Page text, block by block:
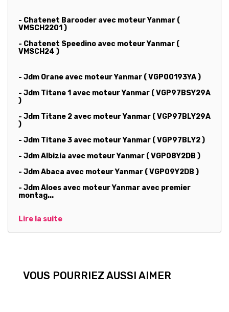
- Chatenet Barooder avec moteur Yanmar (
VMSCH2201 )
- Chatenet Speedino avec moteur Yanmar (
VMSCH24 )
- Jdm Orane avec moteur Yanmar ( VGP00193YA )
- Jdm Titane 1 avec moteur Yanmar ( VGP97BSY29A
)
- Jdm Titane 2 avec moteur Yanmar ( VGP97BLY29A
)
- Jdm Titane 3 avec moteur Yanmar ( VGP97BLY2 )
- Jdm Albizia avec moteur Yanmar ( VGP08Y2DB )
- Jdm Abaca avec moteur Yanmar ( VGP09Y2DB )
- Jdm Aloes avec moteur Yanmar avec premier
montag...
Lire la suite
VOUS POURRIEZ AUSSI AIMER